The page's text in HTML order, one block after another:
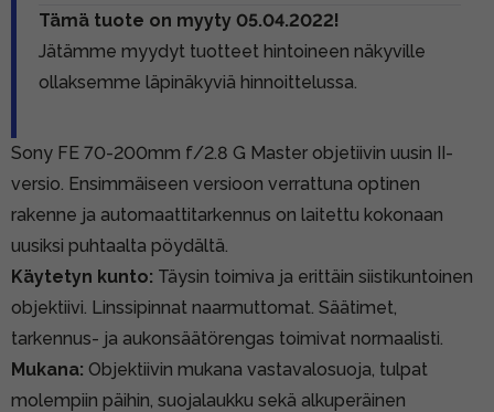
Tämä tuote on myyty 05.04.2022!
Jätämme myydyt tuotteet hintoineen näkyville
ollaksemme läpinäkyviä hinnoittelussa.
Sony FE 70-200mm f/2.8 G Master objetiivin uusin II-
versio. Ensimmäiseen versioon verrattuna optinen
rakenne ja automaattitarkennus on laitettu kokonaan
uusiksi puhtaalta pöydältä.
Käytetyn kunto: Täysin toimiva ja erittäin siistikuntoinen
objektiivi. Linssipinnat naarmuttomat. Säätimet,
tarkennus- ja aukonsäätörengas toimivat normaalisti.
Mukana: Objektiivin mukana vastavalosuoja, tulpat
molempiin päihin, suojalaukku sekä alkuperäinen